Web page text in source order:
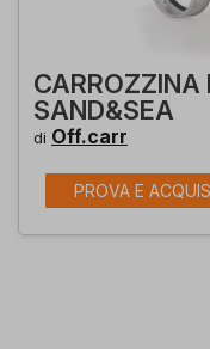
CARROZZINA
SAND&SEA
di Off.carr
PROVA E